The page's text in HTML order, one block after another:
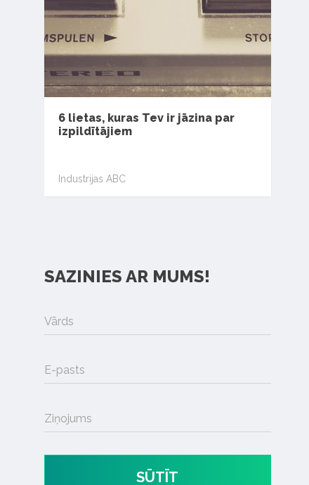
6 lietas, kuras Tev ir jāzina par
izpildītājiem
Industrijas ABC
SAZINIES AR MUMS!
Vārds
E-pasts
Ziņojums
SŪTĪT